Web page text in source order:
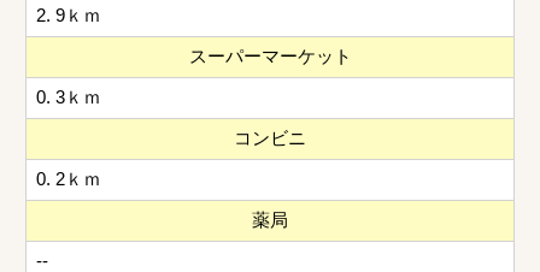
2. 9ｋｍ
スーパーマーケット
0. 3ｋｍ
コンビニ
0. 2ｋｍ
薬局
--